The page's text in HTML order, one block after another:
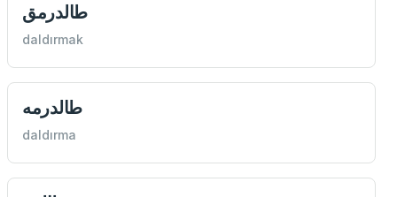
طالدرمق
daldırmak
طالدرمه
daldırma